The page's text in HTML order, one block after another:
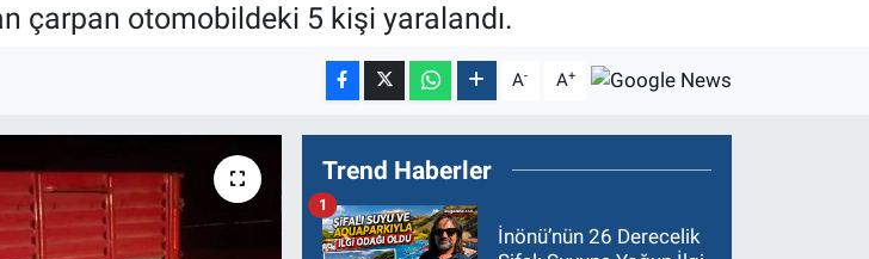
çarpan otomobildeki 5 kişi yaralandı.
A- A+
Trend Haberler
İnönü’nün 26 Derecelik
1